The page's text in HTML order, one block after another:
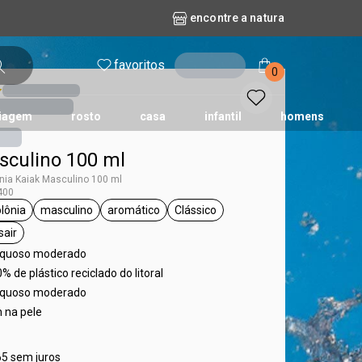
encontre a natura
favoritos entrar 0
rosto casa infantil homens
cashbackqueridinhos das redes sociais
biografiaerva Docekriska
100 ml
Kaiak Masculino 100 ml
deo colônia
etiqueta masculino
masculino
etiqueta aromático
aromático
etiqueta Clássico
Clássico
dia a dia, para sair
moderado
de plástico reciclado do litoral
moderado
na pele
sem juros